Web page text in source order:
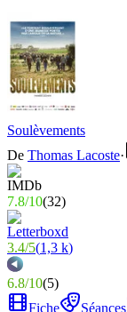
Soulèvements
De Thomas Lacoste·
7.8/10(32)
3.4/5(1,3 k)
6.8/10(5)
Fiche
Séances